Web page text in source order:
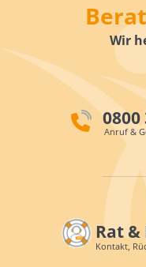
Wir
0800
Anruf &
Rat
Kontakt,